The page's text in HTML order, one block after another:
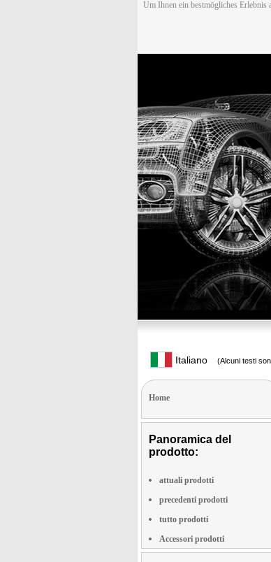
Um Ihnen ein bestmögliches
Italiano (Alcuni testi
Home
Panoramica del
prodotto:
attuali prodotti
precedenti prodotti
tutto prodotti
Accessori prodotti